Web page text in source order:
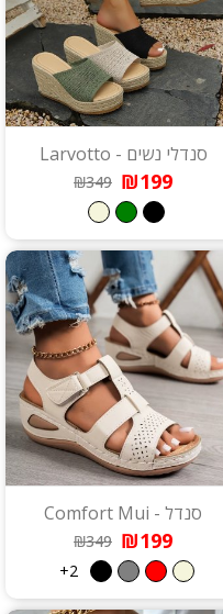
סנדלי נשים - Larvotto
₪199
₪349
סנדל - Comfort Mui
₪199
₪349
2+